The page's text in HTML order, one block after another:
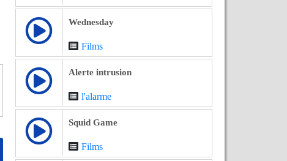
Wednesday
Films
Alerte intrusion
l'alarme
Squid Game
Films